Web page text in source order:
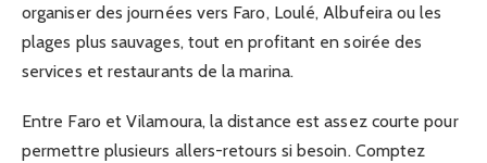
organiser des journées vers Faro, Loulé, Albufeira ou les
plages plus sauvages, tout en profitant en soirée des
services et restaurants de la marina.
Entre Faro et Vilamoura, la distance est assez courte pour
permettre plusieurs allers-retours si besoin. Comptez